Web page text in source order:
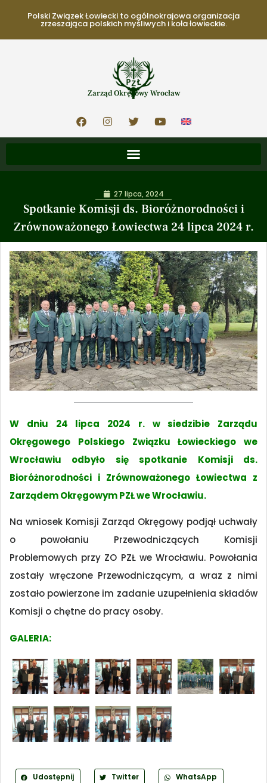
Polski Związek Łowiecki to ogólnokrajowa organizacja
zrzeszająca polskich myśliwych i koła łowieckie.
Zarząd Okręgowy Wrocław
Spotkanie Komisji ds. Bioróżnorodności i
Zrównoważonego Łowiectwa 24 lipca 2024 r.
27 lipca, 2024
W dniu 24 lipca 2024 r. w siedzibie Zarządu
Okręgowego Polskiego Związku Łowieckiego we
Wrocławiu odbyło się spotkanie Komisji ds.
Bioróżnorodności i Zrównoważonego Łowiectwa z
Zarządem Okręgowym PZŁ we Wrocławiu.
Na wniosek Komisji Zarząd Okręgowy podjął uchwały
o powołaniu Przewodniczących Komisji
Problemowych przy ZO PZŁ we Wrocławiu. Powołania
zostały wręczone Przewodniczącym, a wraz z nimi
zostało powierzone im zadanie uzupełnienia składów
Komisji o chętne do pracy osoby.
GALERIA:
Udostępnij Twitter WhatsApp